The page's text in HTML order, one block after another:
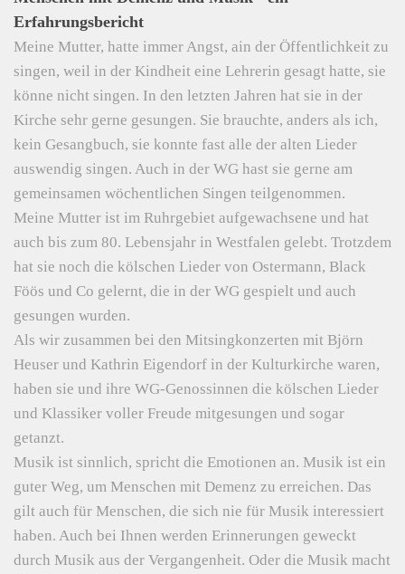
Erfahrungsbericht
Meine Mutter, hatte immer Angst, ain der Öffentlichkeit zu
singen, weil in der Kindheit eine Lehrerin gesagt hatte, sie
könne nicht singen. In den letzten Jahren hat sie in der
Kirche sehr gerne gesungen. Sie brauchte, anders als ich,
kein Gesangbuch, sie konnte fast alle der alten Lieder
auswendig singen. Auch in der WG hast sie gerne am
gemeinsamen wöchentlichen Singen teilgenommen.
Meine Mutter ist im Ruhrgebiet aufgewachsene und hat
auch bis zum 80. Lebensjahr in Westfalen gelebt. Trotzdem
hat sie noch die kölschen Lieder von Ostermann, Black
Föös und Co gelernt, die in der WG gespielt und auch
gesungen wurden.
Als wir zusammen bei den Mitsingkonzerten mit Björn
Heuser und Kathrin Eigendorf in der Kulturkirche waren,
haben sie und ihre WG-Genossinnen die kölschen Lieder
und Klassiker voller Freude mitgesungen und sogar
getanzt.
Musik ist sinnlich, spricht die Emotionen an. Musik ist ein
guter Weg, um Menschen mit Demenz zu erreichen. Das
gilt auch für Menschen, die sich nie für Musik interessiert
haben. Auch bei Ihnen werden Erinnerungen geweckt
durch Musik aus der Vergangenheit. Oder die Musik macht